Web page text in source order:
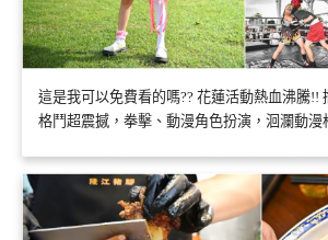
這是我可以免費看的嗎?? 花蓮活動熱血沸騰!!
格鬥超震撼，拳擊、動漫角色扮演，洄瀾動漫